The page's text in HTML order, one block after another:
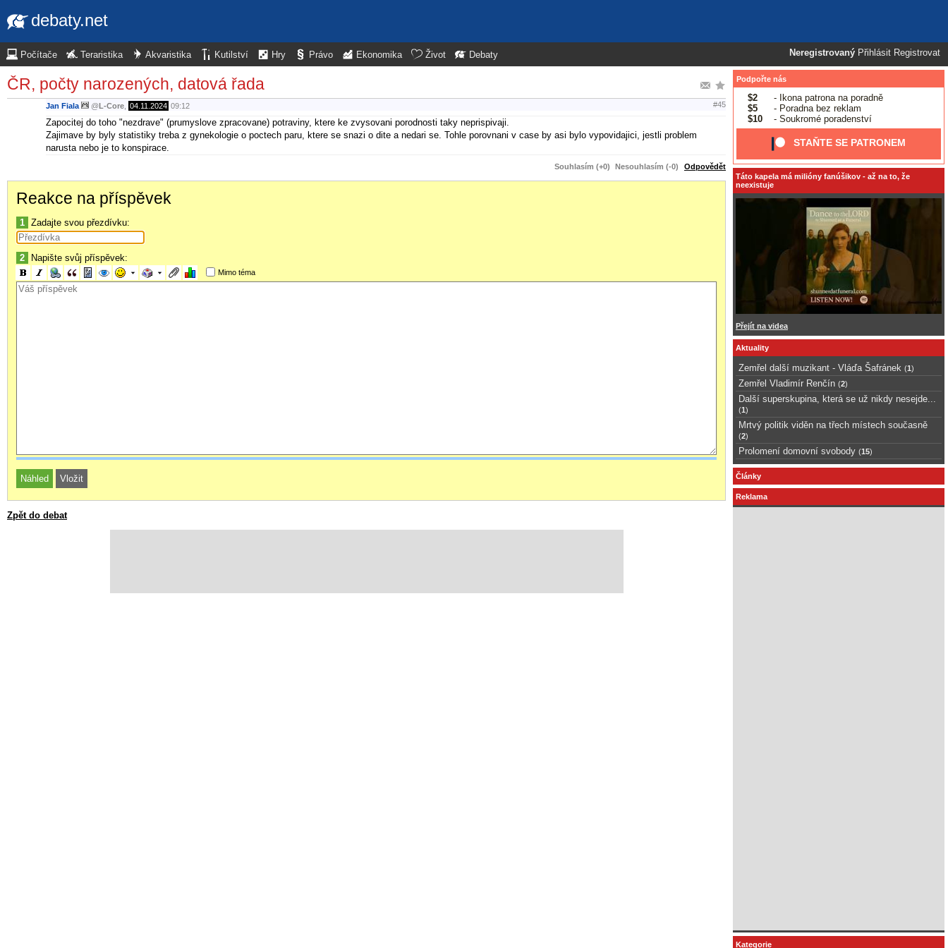
debaty.net
Neregistrovaný Přihlásit Registrovat
Počítače Teraristika Akvaristika Kutilství Hry Právo Ekonomika Život Debaty
ČR, počty narozených, datová řada
Jan Fiala @L-Core 04.11.2024 09:12 #45
Zapocitej do toho "nezdrave" (prumyslove zpracovane) potraviny, ktere ke zvysovani porodnosti taky neprispivaji.
Zajimave by byly statistiky treba z gynekologie o poctech paru, ktere se snazi o dite a nedari se. Tohle porovnani v case by asi bylo vypovidajici, jestli problem
narusta nebo je to konspirace.
Souhlasím (+0) Nesouhlasím (-0) Odpovědět
Reakce na příspěvek
1 Zadajte svou přezdívku:
2 Napište svůj příspěvek:
Mimo téma
Zpět do debat
Podpořte nás
$2
- Ikona patrona na poradně
$5
- Poradna bez reklam
$10
- Soukromé poradenství
STAŇTE SE PATRONEM
Táto kapela má milióny fanúšikov - až na to, že
neexistuje
Přejít na videa
Aktuality
Zemřel další muzikant - Vláďa Šafránek (1 )
Zemřel Vladimír Renčín (2)
Další superskupina, která se už nikdy nesejde...
(1 )
Mrtvý politik viděn na třech místech současně
(2)
Prolomení domovní svobody (15)
Články
Reklama
Kategorie